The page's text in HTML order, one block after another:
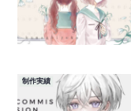
制作実績